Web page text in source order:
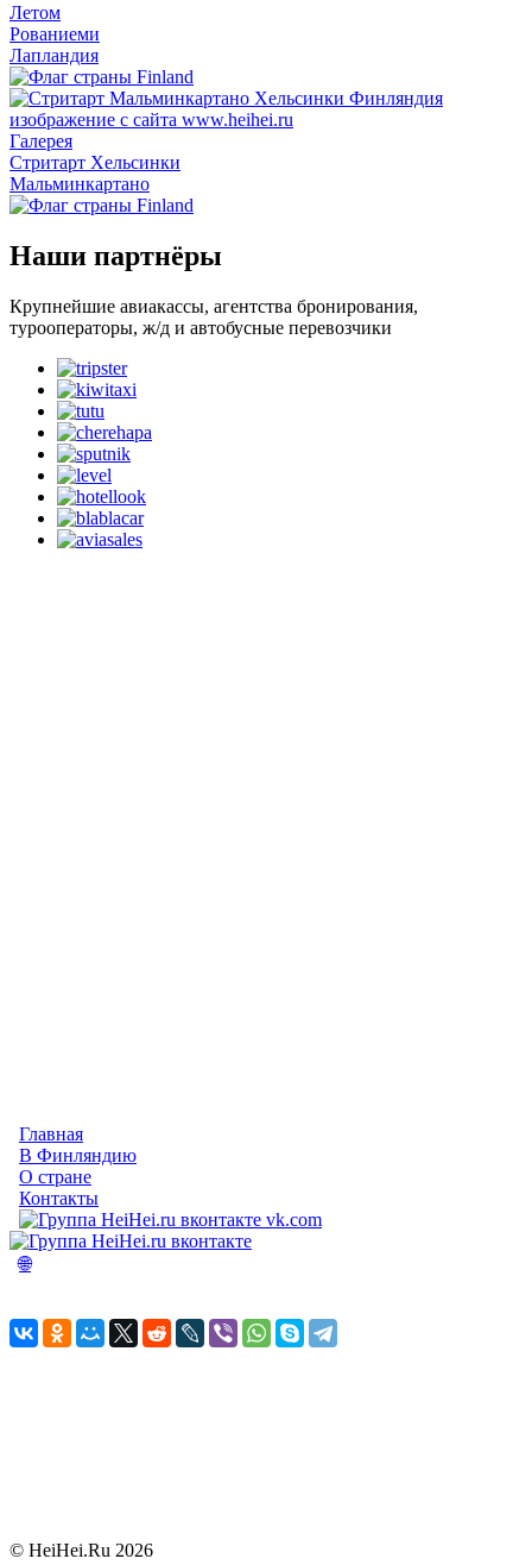
Летом
Рованиеми
Лапландия
Галерея
Стритарт Хельсинки
Мальминкартано
Наши партнёры
Крупнейшие авиакассы, агентства бронирования,
турооператоры, ж/д и автобусные перевозчики
Главная
В Финляндию
О стране
Контакты
vk.com
🌐
© HeiHei.Ru 2026